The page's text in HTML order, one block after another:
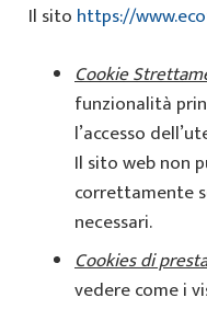
Il sito https://
Cookie
funzionalità
l’accesso
Il sito web non
correttamente
necessari.
Cookies di
vedere come i